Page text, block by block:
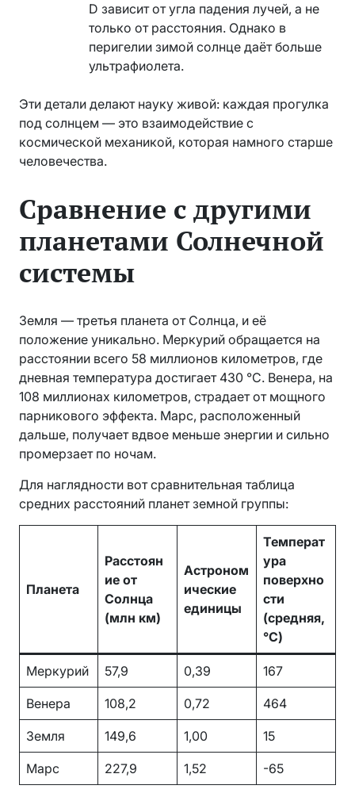
D зависит от угла падения лучей, а не
только от расстояния. Однако в
перигелии зимой солнце даёт больше
ультрафиолета.
Эти детали делают науку живой: каждая прогулка
под солнцем — это взаимодействие с
космической механикой, которая намного старше
человечества.
Сравнение с другими
планетами Солнечной
системы
Земля — третья планета от Солнца, и её
положение уникально. Меркурий обращается на
расстоянии всего 58 миллионов километров, где
дневная температура достигает 430 °C. Венера, на
108 миллионах километров, страдает от мощного
парникового эффекта. Марс, расположенный
дальше, получает вдвое меньше энергии и сильно
промерзает по ночам.
Для наглядности вот сравнительная таблица
средних расстояний планет земной группы:
Планета
Расстоян
ие от
Солнца
(млн км)
Астроном
ические
единицы
Температ
ура
поверхно
сти
(средняя,
°C)
Меркурий 57,9 0,39 167
Венера 108,2 0,72 464
Земля 149,6 1,00 15
Марс 227,9 1,52 -65